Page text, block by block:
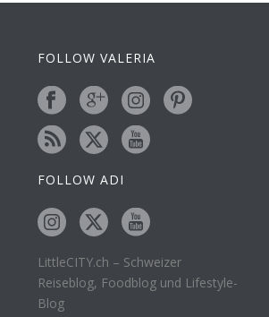
FOLLOW VALERIA
FOLLOW ADI
LittleCITY.ch – Schweizer
Reiseblog, Foodblog und Lifestyle-
Blog